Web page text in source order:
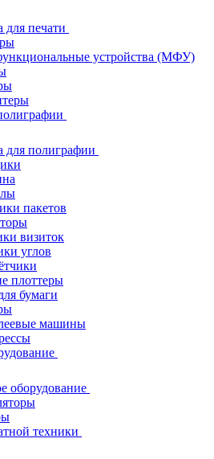
для печати
устройства (МФУ)
для полиграфии
пакетов
визиток
углов
плоттеры
бумаги
машины
оборудование
техники